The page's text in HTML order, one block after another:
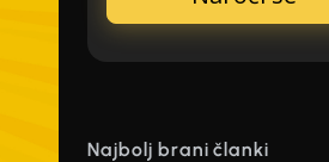
Najbolj brani članki